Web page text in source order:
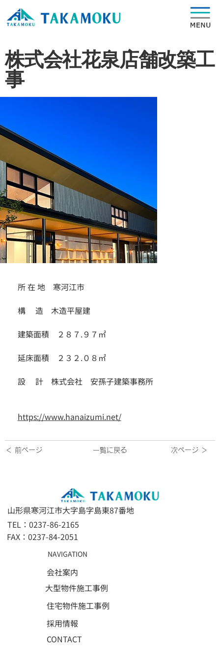
株式会社花泉店舗改築工
事
所 在 地　寒河江市
構　 造　木造平屋建
建築面積　２８７.９７㎡
延床面積　２３２.０８㎡
設 　計　株式会社　安孫子建築事務所
https://www.hanaizumi.net/
＜ 前ページ 一覧に戻る 次ページ ＞
山形県寒河江市大字島字島東87番地
TEL：0237-86-2165
FAX：0237-84-2051
NAVIGATION
会社案内
住宅物件施工事例
大型物件施工事例
CONTACT
採用情報